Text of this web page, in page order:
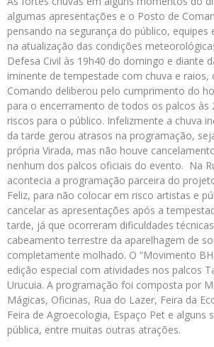
algumas apresentações e o Posto de
pensando na segurança do público, equipes
na atualização das condições
Defesa Civil às 19h40 do domingo e diante
iminente de tempestade com chuva e raios,
Comando deliberou pelo cumprimento do
para o encerramento de todos os palcos às
riscos para o público. Infelizmente a chuva
da tarde gerou atrasos na programação,
própria Virada, mas não houve
nenhum dos palcos oficiais do evento. Na
acontecia a programação parceira do
Feliz, para não colocar em risco artistas e
cancelar as apresentações após a
tarde, já que ocorreram dificuldades
cabeamento terrestre da aparelhagem de
completamente molhado. O “Movimento
edição especial com atividades nos palcos
Urucuia. A programação foi composta por
Mágicas, Oficinas, Rua do Lazer, Feira da
Feira de Agroecologia, Espaço Pet e alguns
pública, entre muitas outras atrações.